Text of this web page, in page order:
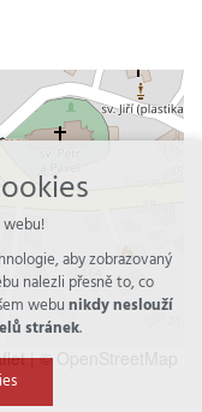
| © OpenStreetMap
aby zobrazovaný
nalezli přesně to, co
webunikdy neslouží
stránek.